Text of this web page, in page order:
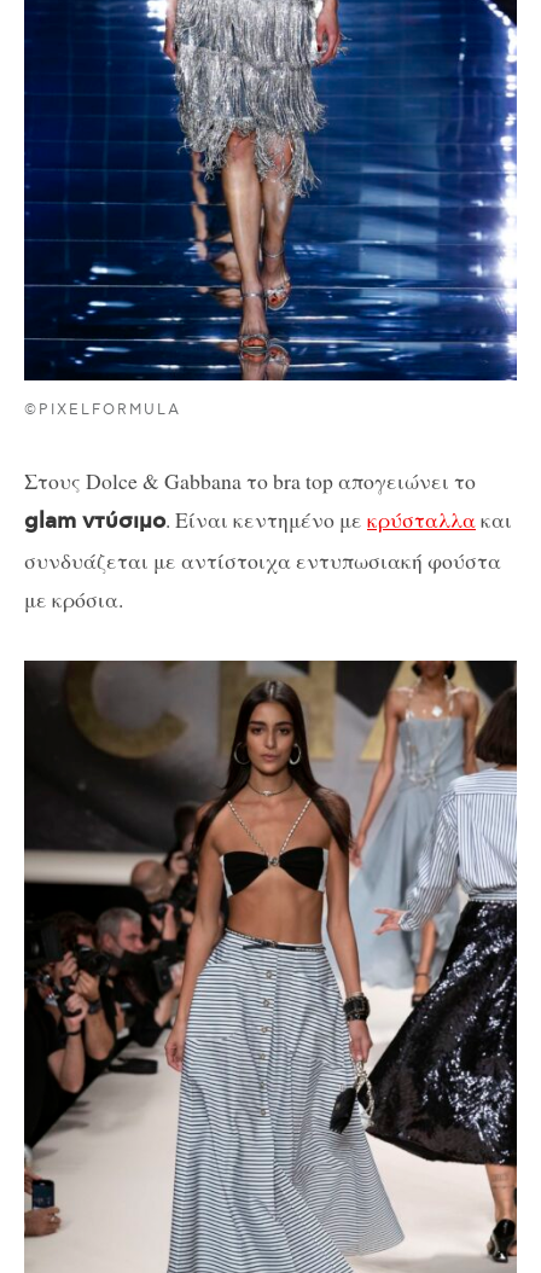
©PIXELFORMULA
Στους Dolce & Gabbana το bra top απογειώνει το
glam ντύσιμο. Είναι κεντημένο με κρύσταλλακαι
συνδυάζεται με αντίστοιχα εντυπωσιακή φούστα
με κρόσια.